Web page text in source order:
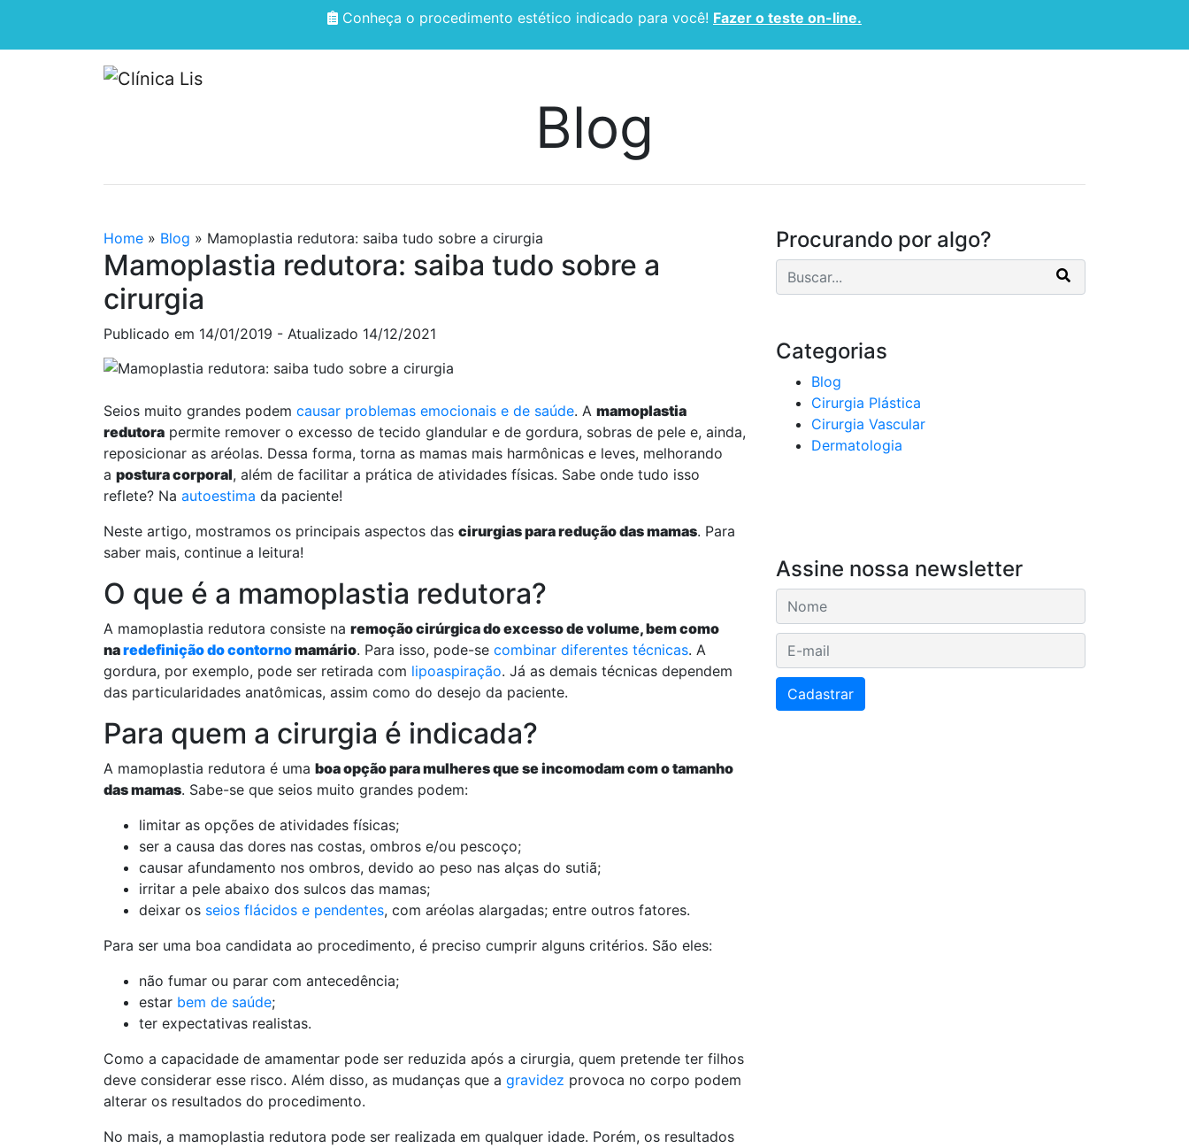
Conheça o procedimento estético indicado para você! Fazer o teste on-line.
Blog
Home » Blog » Mamoplastia redutora: saiba tudo sobre a cirurgia
Mamoplastia redutora: saiba tudo sobre a
cirurgia
Publicado em 14/01/2019 - Atualizado 14/12/2021
Seios muito grandes podem causar problemas emocionais e de saúde. A mamoplastia
redutora permite remover o excesso de tecido glandular e de gordura, sobras de pele e, ainda,
reposicionar as aréolas. Dessa forma, torna as mamas mais harmônicas e leves, melhorando
a postura corporal, além de facilitar a prática de atividades físicas. Sabe onde tudo isso
reflete? Na autoestima da paciente!
Neste artigo, mostramos os principais aspectos das cirurgias para redução das mamas. Para
saber mais, continue a leitura!
O que é a mamoplastia redutora?
A mamoplastia redutora consiste na remoção cirúrgica do excesso de volume, bem como
naredefinição do contornomamário. Para isso, pode-se combinar diferentes técnicas. A
gordura, por exemplo, pode ser retirada com lipoaspiração. Já as demais técnicas dependem
das particularidades anatômicas, assim como do desejo da paciente.
Para quem a cirurgia é indicada?
A mamoplastia redutora é uma boa opção para mulheres que se incomodam com o tamanho
das mamas. Sabe-se que seios muito grandes podem:
limitar as opções de atividades físicas;
ser a causa das dores nas costas, ombros e/ou pescoço;
causar afundamento nos ombros, devido ao peso nas alças do sutiã;
irritar a pele abaixo dos sulcos das mamas;
deixar os seios flácidos e pendentes, com aréolas alargadas; entre outros fatores.
Para ser uma boa candidata ao procedimento, é preciso cumprir alguns critérios. São eles:
não fumar ou parar com antecedência;
estar bem de saúde;
ter expectativas realistas.
Como a capacidade de amamentar pode ser reduzida após a cirurgia, quem pretende ter filhos
deve considerar esse risco. Além disso, as mudanças que a gravidez provoca no corpo podem
alterar os resultados do procedimento.
No mais, a mamoplastia redutora pode ser realizada em qualquer idade. Porém, os resultados
Procurando por algo?
Categorias
Blog
Cirurgia Plástica
Cirurgia Vascular
Dermatologia
Assine nossa newsletter
E-mail
Cadastrar